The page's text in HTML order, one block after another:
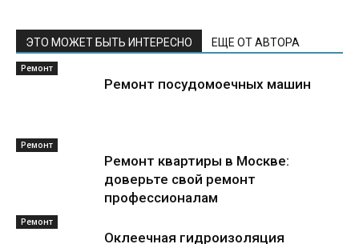
ЭТО МОЖЕТ БЫТЬ ИНТЕРЕСНО ЕЩЕ ОТ АВТОРА
Ремонт
Ремонт посудомоечных машин
Ремонт
Ремонт квартиры в Москве:
доверьте свой ремонт
профессионалам
Ремонт
Оклеечная гидроизоляция